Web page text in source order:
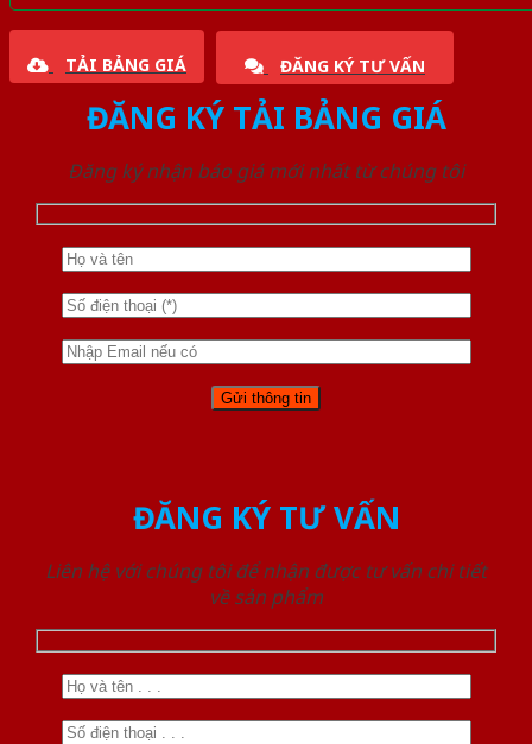
TẢI BẢNG GIÁ ĐĂNG KÝ TƯ VẤN
ĐĂNG KÝ TẢI BẢNG GIÁ
Đăng ký nhận báo giá mới nhất từ chúng tôi
ĐĂNG KÝ TƯ VẤN
Liên hệ với chúng tôi để nhận được tư vấn chi tiết
về sản phẩm